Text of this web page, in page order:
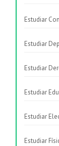
Estudiar
Estudiar
Estudiar
Estudiar
Estudiar
Estudiar